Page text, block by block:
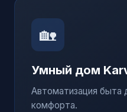
🏡
Умный дом
Автоматизация быта
комфорта.